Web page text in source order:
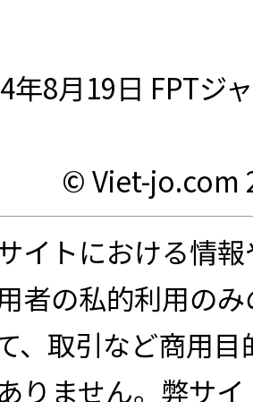
年8月19日 FPTジ
© Viet-jo.com
イトにおける情
者の私的利用の
、取引など商用
りません。弊サ